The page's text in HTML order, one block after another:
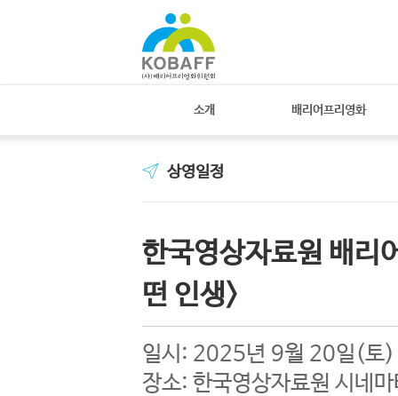
소개 배리어프리영화
상영일정
한국영상자료원 배
떤 인생>
일시: 2025년 9월 20일(토
장소: 한국영상자료원 시네